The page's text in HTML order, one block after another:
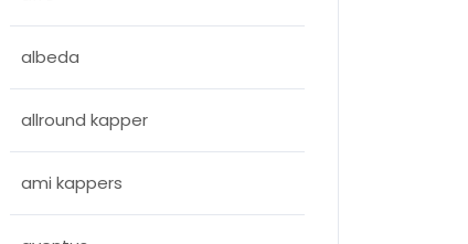
albeda
allround kapper
ami kappers